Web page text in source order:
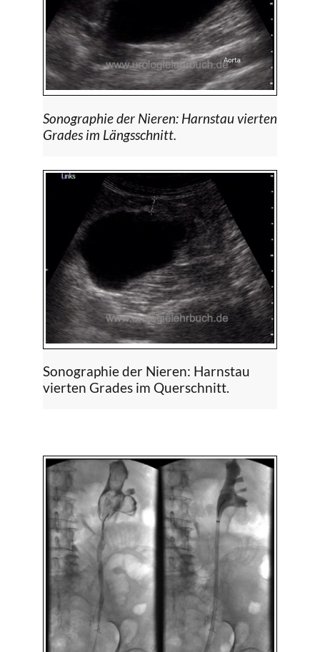
Sonographie der Nieren: Harnstau vierten
Grades im Längsschnitt.
Sonographie der Nieren: Harnstau
vierten Grades im Querschnitt.